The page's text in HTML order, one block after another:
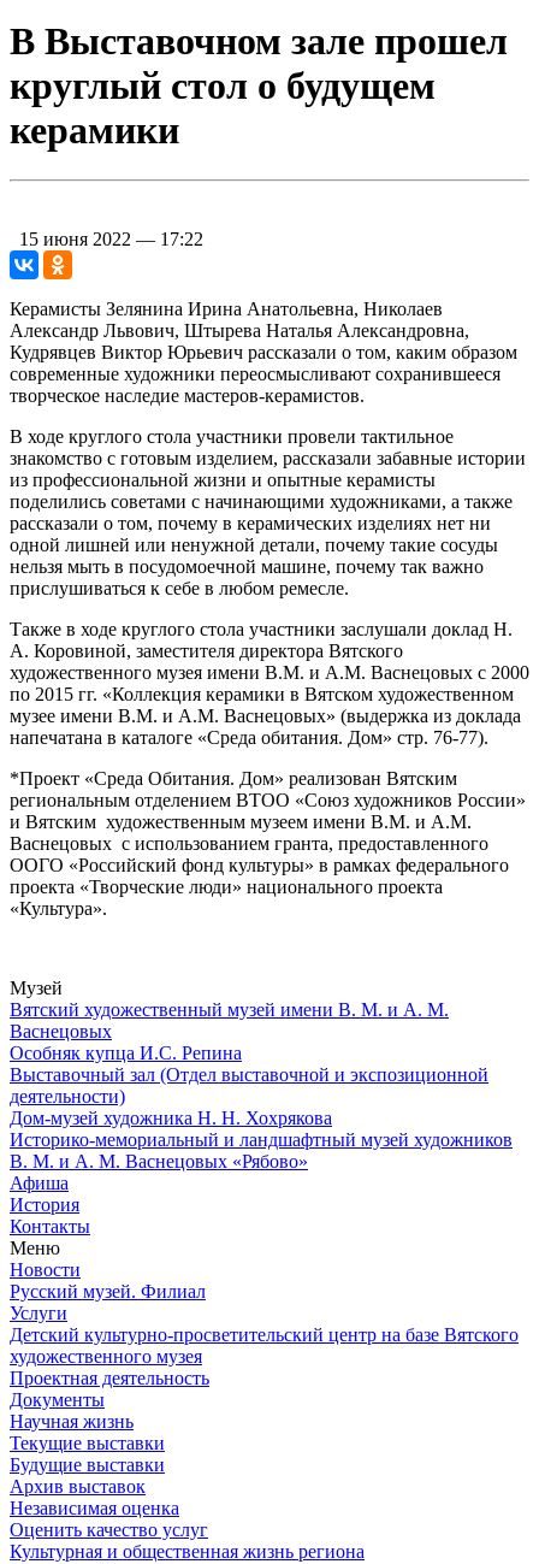
В Выставочном зале прошел
круглый стол о будущем
керамики
15 июня 2022 — 17:22
Керамисты Зелянина Ирина Анатольевна, Николаев
Александр Львович, Штырева Наталья Александровна,
Кудрявцев Виктор Юрьевич рассказали о том, каким образом
современные художники переосмысливают сохранившееся
творческое наследие мастеров-керамистов.
В ходе круглого стола участники провели тактильное
знакомство с готовым изделием, рассказали забавные истории
из профессиональной жизни и опытные керамисты
поделились советами с начинающими художниками, а также
рассказали о том, почему в керамических изделиях нет ни
одной лишней или ненужной детали, почему такие сосуды
нельзя мыть в посудомоечной машине, почему так важно
прислушиваться к себе в любом ремесле.
Также в ходе круглого стола участники заслушали доклад Н.
А. Коровиной, заместителя директора Вятского
художественного музея имени В.М. и А.М. Васнецовых с 2000
по 2015 гг. «Коллекция керамики в Вятском художественном
музее имени В.М. и А.М. Васнецовых» (выдержка из доклада
напечатана в каталоге «Среда обитания. Дом» стр. 76-77).
*Проект «Среда Обитания. Дом» реализован Вятским
региональным отделением ВТОО «Союз художников России»
и Вятским художественным музеем имени В.М. и А.М.
Васнецовых с использованием гранта, предоставленного
ООГО «Российский фонд культуры» в рамках федерального
проекта «Творческие люди» национального проекта
«Культура».
Музей
Вятский художественный музей имени В. М. и А. М.
Васнецовых
Особняк купца И.С. Репина
Выставочный зал (Отдел выставочной и экспозиционной
деятельности)
Дом-музей художника Н. Н. Хохрякова
Историко-мемориальный и ландшафтный музей художников
В. М. и А. М. Васнецовых «Рябово»
Афиша
История
Контакты
Меню
Новости
Русский музей. Филиал
Услуги
Детский культурно-просветительский центр на базе Вятского
художественного музея
Проектная деятельность
Документы
Научная жизнь
Текущие выставки
Будущие выставки
Архив выставок
Независимая оценка
Оценить качество услуг
Культурная и общественная жизнь региона